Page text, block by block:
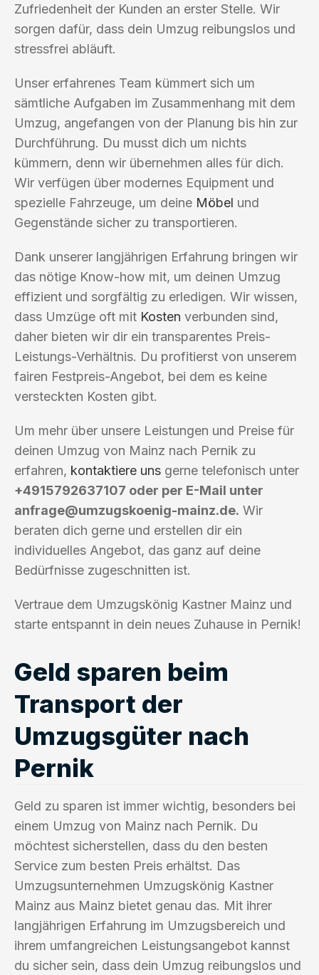
Zufriedenheit der Kunden an erster Stelle. Wir
sorgen dafür, dass dein Umzug reibungslos und
stressfrei abläuft.
Unser erfahrenes Team kümmert sich um
sämtliche Aufgaben im Zusammenhang mit dem
Umzug, angefangen von der Planung bis hin zur
Durchführung. Du musst dich um nichts
kümmern, denn wir übernehmen alles für dich.
Wir verfügen über modernes Equipment und
spezielle Fahrzeuge, um deine Möbel und
Gegenstände sicher zu transportieren.
Dank unserer langjährigen Erfahrung bringen wir
das nötige Know-how mit, um deinen Umzug
effizient und sorgfältig zu erledigen. Wir wissen,
dass Umzüge oft mit Kosten verbunden sind,
daher bieten wir dir ein transparentes Preis-
Leistungs-Verhältnis. Du profitierst von unserem
fairen Festpreis-Angebot, bei dem es keine
versteckten Kosten gibt.
Um mehr über unsere Leistungen und Preise für
deinen Umzug von Mainz nach Pernik zu
erfahren, kontaktiere uns gerne telefonisch unter
+4915792637107 oder per E-Mail unter
anfrage@umzugskoenig-mainz.de. Wir
beraten dich gerne und erstellen dir ein
individuelles Angebot, das ganz auf deine
Bedürfnisse zugeschnitten ist.
Vertraue dem Umzugskönig Kastner Mainz und
starte entspannt in dein neues Zuhause in Pernik!
Geld sparen beim
Transport der
Umzugsgüter nach
Pernik
Geld zu sparen ist immer wichtig, besonders bei
einem Umzug von Mainz nach Pernik. Du
möchtest sicherstellen, dass du den besten
Service zum besten Preis erhältst. Das
Umzugsunternehmen Umzugskönig Kastner
Mainz aus Mainz bietet genau das. Mit ihrer
langjährigen Erfahrung im Umzugsbereich und
ihrem umfangreichen Leistungsangebot kannst
du sicher sein, dass dein Umzug reibungslos und